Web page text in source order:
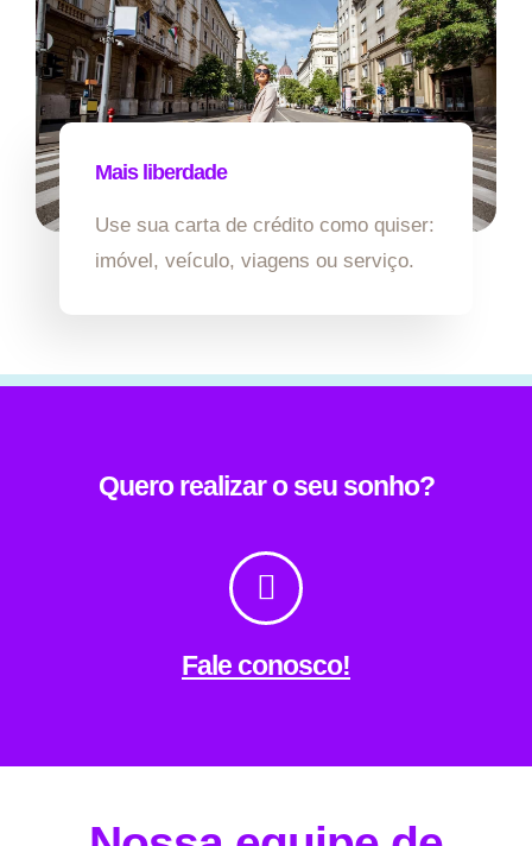
Mais liberdade
Use sua carta de crédito como quiser:
imóvel, veículo, viagens ou serviço.
Quero realizar o seu sonho?
Fale conosco!